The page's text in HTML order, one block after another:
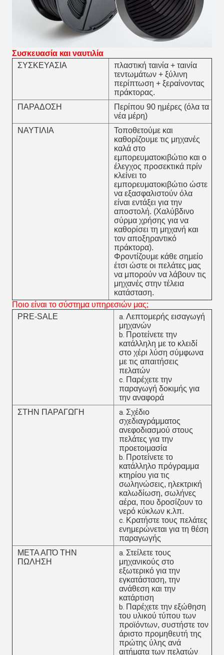
Συσκευασία και ναυτιλία
ΣΥΣΚΕΥΑΣΙΑ
πλαστική ταινία + ταινία
τεντωμάτων + ξύλινη
περίπτωση + ξεραίνοντας
πράκτορας.
ΠΑΡΑΔΟΣΗ
Περίπου 90 ημέρες (όλα τα
νέα μέρη)
ΝΑΥΤΙΛΙΑ
Τοποθετούμε και
καθορίζουμε τις μηχανές
καλά στο
εμπορευματοκιβώτιο και ο
έλεγχος προσεκτικά πρίν
κλείνει το
εμπορευματοκιβώτιο ώστε
να εξασφαλιστούν όλα
είναι εντάξει για την
αποστολή. (Χαλύβδινο
σύρμα χρήσης για να
καθορίσει τη μηχανή και
τον αποξηραντικό
πράκτορα).
Φροντίζουμε κάθε σημείο
έτσι ώστε οι πελάτες μας
να μπορούν να λάβουν τις
μηχανές στην τέλεια
κατάσταση.
Ποιο είναι το σύστημα υπηρεσιών μας;
PRE-SALE
a. Λεπτομερής εισαγωγή
μηχανών
b. Προτείνετε την
κατάλληλη με το κλειδί
στο χέρι λύση σύμφωνα
με τις απαιτήσεις
πελατών
c. Παρέχετε την
παραγωγή δοκιμής για
την αναφορά
ΣΤΗΝ ΠΑΡΑΓΩΓΗ
a. Σχέδιο
σχεδιαγράμματος
ανεφοδιασμού στους
πελάτες για την
προετοιμασία
b. Προτείνετε το
κατάλληλο πρόγραμμα
κτηρίου για τις
σωληνώσεις, ηλεκτρική
καλωδίωση, σωλήνες
αέρα, που δροσίζουν το
νερό κύκλων κ.λπ.
c. Κρατήστε τους πελάτες
ενημερώνεται για τη θέση
παραγωγής
ΜΕΤΑ ΑΠΌ ΤΗΝ
ΠΩΛΗΣΗ
a. Στείλετε τους
μηχανικούς στο
εξωτερικό για την
εγκατάσταση, την
ανάθεση και την
κατάρτιση
b. Παρέχετε την εξώθηση
του υλικού τύπου των
προϊόντων, συστήστε τον
άριστο προμηθευτή της
πρώτης ύλης ανά
αιτήματα των πελατών